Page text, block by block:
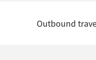
Outbound